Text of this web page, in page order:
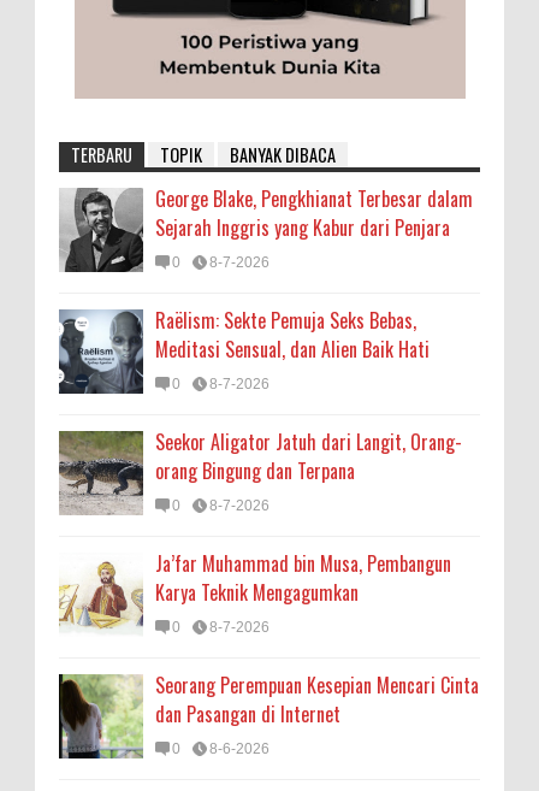
TERBARU TOPIK BANYAK DIBACA
George Blake, Pengkhianat Terbesar dalam
Sejarah Inggris yang Kabur dari Penjara
0 8-7-2026
Raëlism: Sekte Pemuja Seks Bebas,
Meditasi Sensual, dan Alien Baik Hati
0 8-7-2026
Seekor Aligator Jatuh dari Langit, Orang-
orang Bingung dan Terpana
0 8-7-2026
Ja’far Muhammad bin Musa, Pembangun
Karya Teknik Mengagumkan
0 8-7-2026
Seorang Perempuan Kesepian Mencari Cinta
dan Pasangan di Internet
0 8-6-2026